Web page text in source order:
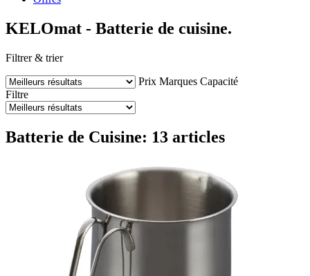
KELOmat - Batterie de cuisine.
Filtrer & trier
Prix Marques Capacité
Filtre
Batterie de Cuisine: 13 articles